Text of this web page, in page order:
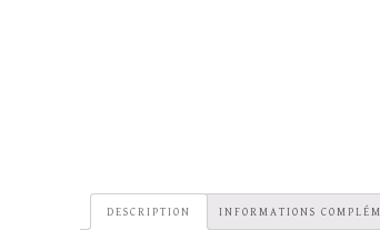
DESCRIPTION INFORMATIONS